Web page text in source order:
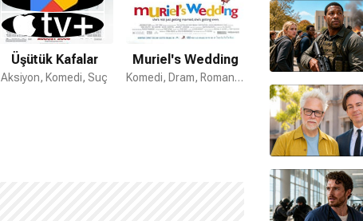
Üşütük Kafalar
Aksiyon, Komedi, Suç
Muriel's Wedding
Komedi, Dram, Romantik
Rüya Bilmecesi